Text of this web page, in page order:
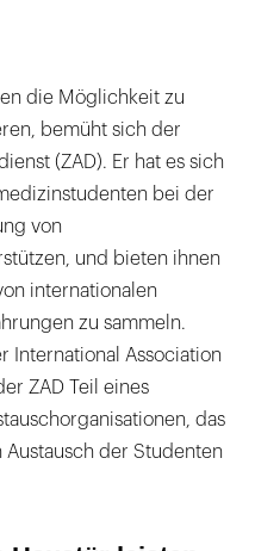
die Möglichkeit zu
bemüht sich der
(ZAD). Er hat es sich
bei der
von
und bieten ihnen
internationalen
zu sammeln.
International Association
ZAD Teil eines
das
der Studenten